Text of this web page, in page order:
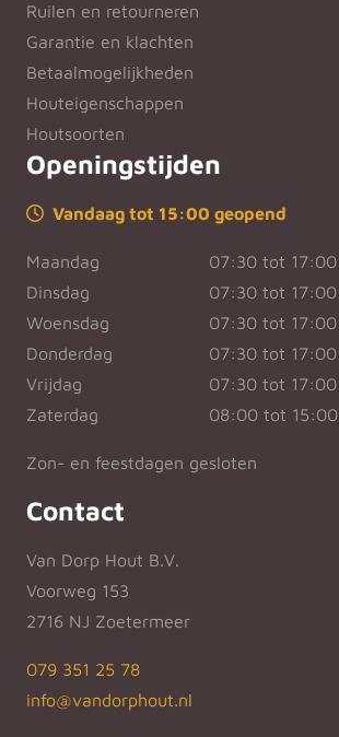
Ruilen en retourneren
Garantie en klachten
Betaalmogelijkheden
Houteigenschappen
Houtsoorten
Openingstijden
Vandaag tot 15:00 geopend
Maandag
07:30 tot 17:00
Dinsdag
07:30 tot 17:00
Woensdag
07:30 tot 17:00
Donderdag
07:30 tot 17:00
Vrijdag
07:30 tot 17:00
Zaterdag
08:00 tot 15:00
Zon- en feestdagen gesloten
Contact
Van Dorp Hout B.V.
Voorweg 153
2716 NJ Zoetermeer
079 351 25 78
info@vandorphout.nl